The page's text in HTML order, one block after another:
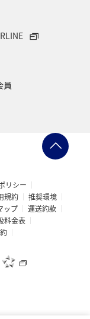
千葉県
出張グルメ
を使う
祭り・イベント
員
リシー
規約
推奨環境
ップ
運送約款
料金表